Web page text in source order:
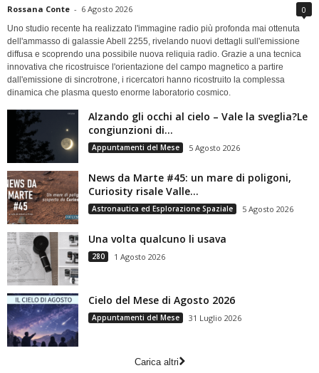
Rossana Conte - 6 Agosto 2026 0
Uno studio recente ha realizzato l'immagine radio più profonda mai ottenuta
dell'ammasso di galassie Abell 2255, rivelando nuovi dettagli sull'emissione
diffusa e scoprendo una possibile nuova reliquia radio. Grazie a una tecnica
innovativa che ricostruisce l'orientazione del campo magnetico a partire
dall'emissione di sincrotrone, i ricercatori hanno ricostruito la complessa
dinamica che plasma questo enorme laboratorio cosmico.
Alzando gli occhi al cielo – Vale la sveglia?Le
congiunzioni di...
Appuntamenti del Mese 5 Agosto 2026
News da Marte #45: un mare di poligoni,
Curiosity risale Valle...
Astronautica ed Esplorazione Spaziale 5 Agosto 2026
Una volta qualcuno li usava
280 1 Agosto 2026
Cielo del Mese di Agosto 2026
Appuntamenti del Mese 31 Luglio 2026
Carica altri